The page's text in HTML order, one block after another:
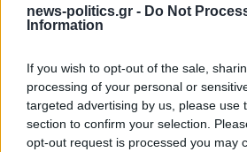
news-politics.gr - Do Not
Information
If you wish to opt-out of the sale,
processing of your personal or
targeted advertising by us, please use
section to confirm your selection.
opt-out request is processed you may
Σε συνθήκες… καύσωνα οι σχέσεις
Δημοτικού Λιμενικού Ταμείου –
με συγκεκριμένα στοιχεία